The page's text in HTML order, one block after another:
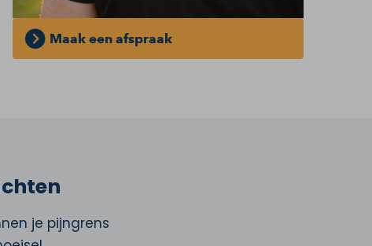
Maak een afspraak
je pijngrens